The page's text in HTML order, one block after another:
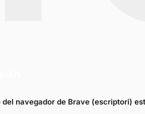
del navegador de Brave (escriptori)